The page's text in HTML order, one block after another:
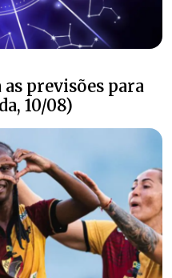
as previsões para
10/08)